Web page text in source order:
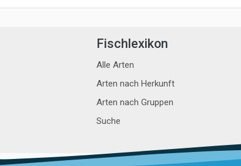
Fischlexikon
Alle Arten
Arten nach Herkunft
Arten nach Gruppen
Suche